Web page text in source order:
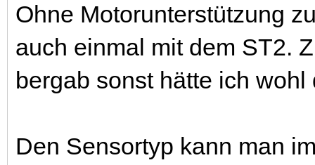
Ohne Motorunterstützung
auch einmal mit dem ST2.
bergab sonst hätte ich
Den Sensortyp kann man